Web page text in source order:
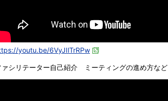
youtu.be/6VyJIlTrRPw
ァシリテーター自己紹介 ミーティングの進め方など